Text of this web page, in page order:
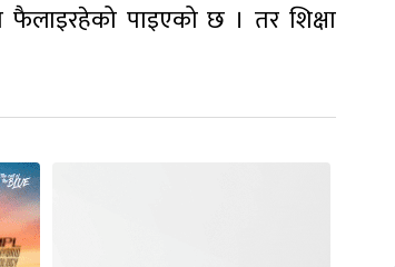
पाइएको छ । तर शिक्षा